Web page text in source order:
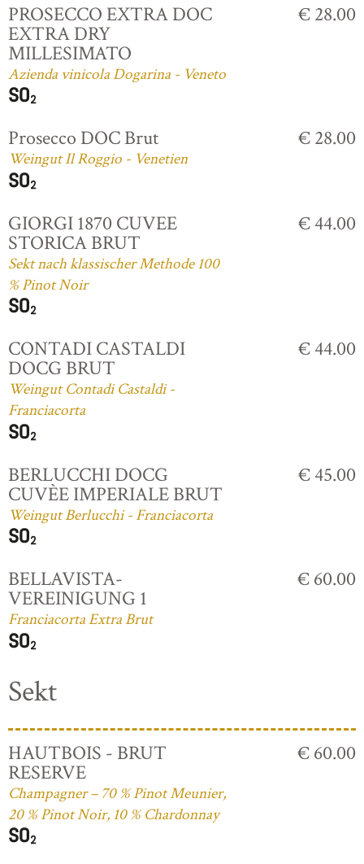
PROSECCO EXTRA DOC
EXTRA DRY
MILLESIMATO
Azienda vinicola Dogarina - Veneto
€ 28.00
Prosecco DOC Brut
Weingut Il Roggio - Venetien
€ 28.00
GIORGI 1870 CUVEE
STORICA BRUT
Sekt nach klassischer Methode 100
% Pinot Noir
€ 44.00
CONTADI CASTALDI
DOCG BRUT
Weingut Contadi Castaldi -
Franciacorta
€ 44.00
BERLUCCHI DOCG
CUVÈE IMPERIALE BRUT
Weingut Berlucchi - Franciacorta
€ 45.00
BELLAVISTA-
VEREINIGUNG 1
Franciacorta Extra Brut
€ 60.00
Sekt
HAUTBOIS - BRUT
RESERVE
Champagner – 70 % Pinot Meunier,
20 % Pinot Noir, 10 % Chardonnay
€ 60.00